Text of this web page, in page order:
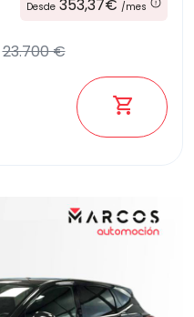
Desde 353,37€ /mes
23.700 €